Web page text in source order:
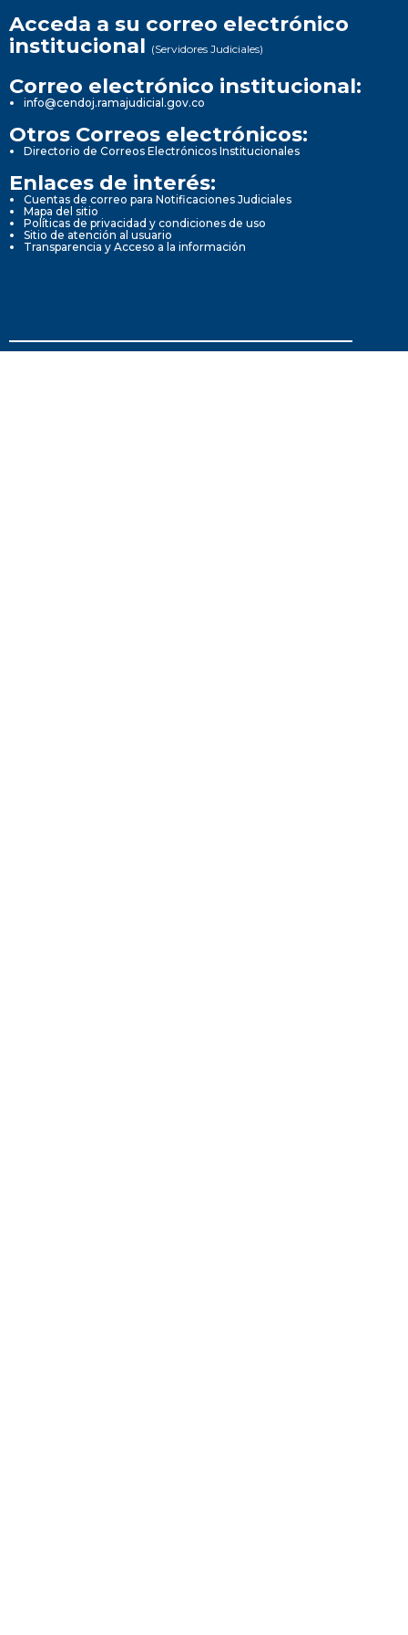
Acceda a su correo electrónico
institucional (Servidores Judiciales)
Correo electrónico institucional:
info@cendoj.ramajudicial.gov.co
Otros Correos electrónicos:
Directorio de Correos Electrónicos Institucionales
Enlaces de interés:
Cuentas de correo para Notificaciones Judiciales
Mapa del sitio
Políticas de privacidad y condiciones de uso
Sitio de atención al usuario
Transparencia y Acceso a la información